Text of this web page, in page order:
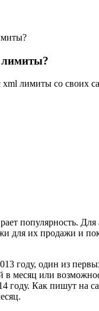
лимиты?
лимиты со своих
популярность. Для
для их продажи и
году, один из
месяц или
году. Как пишут на